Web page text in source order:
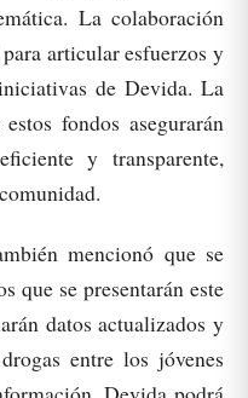
La colaboración
articular esfuerzos y
de Devida. La
fondos asegurarán
y transparente,
mencionó que se
que se presentarán este
datos actualizados y
entre los jóvenes